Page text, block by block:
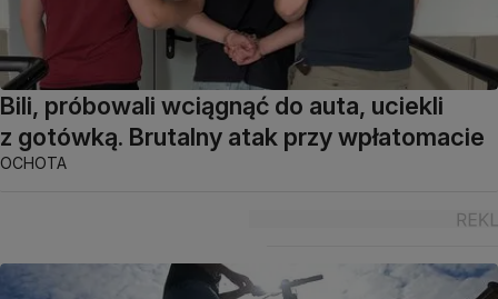
Bili, próbowali wciągnąć do auta, uciekli
z gotówką. Brutalny atak przy wpłatomacie
OCHOTA